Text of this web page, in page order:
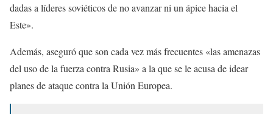
dadas a líderes soviéticos de no avanzar ni un ápice hacia el
Este».
Además, aseguró que son cada vez más frecuentes «las amenazas
del uso de la fuerza contra Rusia» a la que se le acusa de idear
planes de ataque contra la Unión Europea.